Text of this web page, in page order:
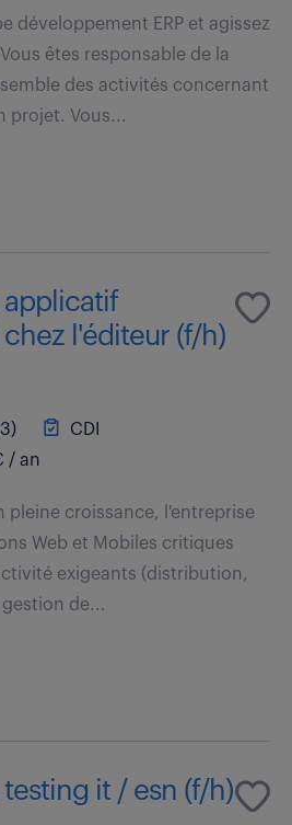
développement ERP et agissez
êtes responsable de la
des activités concernant
projet. Vous...
l'éditeur (f/h)
CDI
/ an
pleine croissance, l'entreprise
Web et Mobiles critiques
exigeants (distribution,
de...
it / esn (f/h)